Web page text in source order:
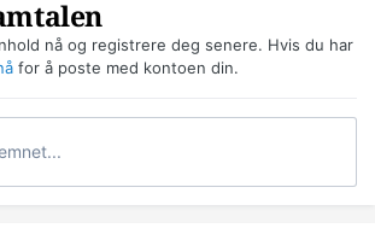
nå og registrere deg senere. Hvis du har
for å poste med kontoen din.